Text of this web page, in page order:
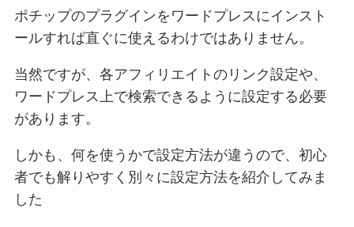
ポチップのプラグインをワードプレスにインスト
ールすれば直ぐに使えるわけではありません。
当然ですが、各アフィリエイトのリンク設定や、
ワードプレス上で検索できるように設定する必要
があります。
しかも、何を使うかで設定方法が違うので、初心
者でも解りやすく別々に設定方法を紹介してみま
した